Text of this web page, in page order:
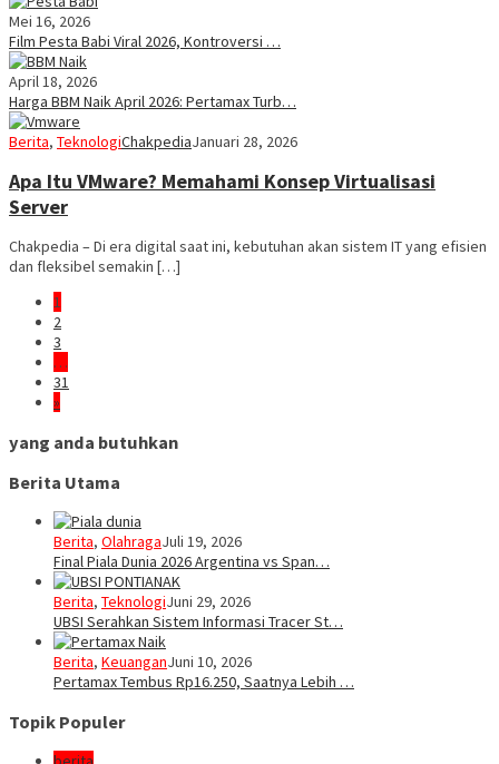
Mei 16, 2026
Film Pesta Babi Viral 2026, Kontroversi …
April 18, 2026
Harga BBM Naik April 2026: Pertamax Turb…
Berita, TeknologiChakpediaJanuari 28, 2026
Apa Itu VMware? Memahami Konsep Virtualisasi
Server
Chakpedia – Di era digital saat ini, kebutuhan akan sistem IT yang efisien
dan fleksibel semakin […]
1
2
3
…
31
»
yang anda butuhkan
Berita Utama
Berita, OlahragaJuli 19, 2026
Final Piala Dunia 2026 Argentina vs Span…
Berita, TeknologiJuni 29, 2026
UBSI Serahkan Sistem Informasi Tracer St…
Berita, KeuanganJuni 10, 2026
Pertamax Tembus Rp16.250, Saatnya Lebih …
Topik Populer